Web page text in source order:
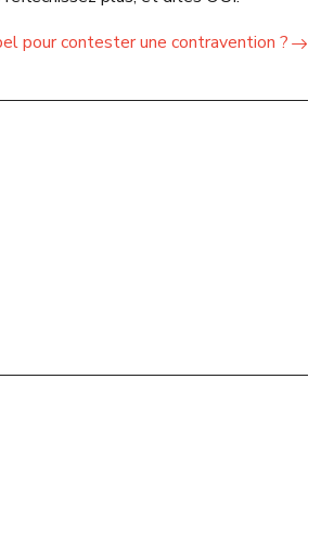
pour contester une contravention ?